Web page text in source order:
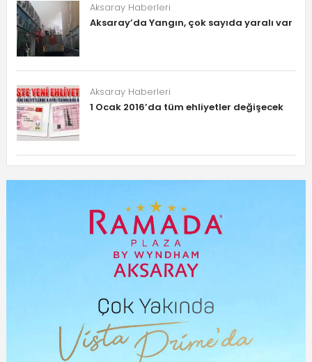
Aksaray Haberleri
Aksaray’da Yangın, çok sayıda yaralı var
Aksaray Haberleri
1 Ocak 2016’da tüm ehliyetler değişecek